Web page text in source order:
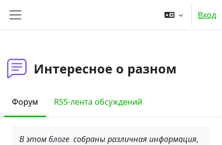
Боковая панель
Вход
Интересное о разном
Форум RSS-лента обсуждений
В этом блоге собраны различная информация,